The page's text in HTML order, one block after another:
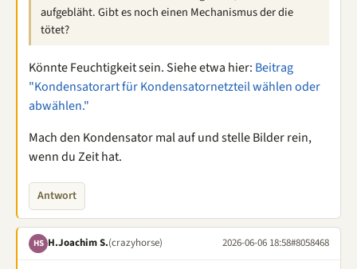
aufgebläht. Gibt es noch einen Mechanismus der die
tötet?
Könnte Feuchtigkeit sein. Siehe etwa hier: Beitrag
"Kondensatorart für Kondensatornetzteil wählen oder
abwählen."
Mach den Kondensator mal auf und stelle Bilder rein,
wenn du Zeit hat.
Antwort
HS H.Joachim S.(crazyhorse) 2026-06-06 18:58#8058468